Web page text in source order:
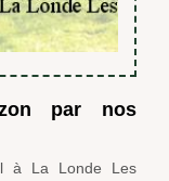
par nos
à La Londe Les